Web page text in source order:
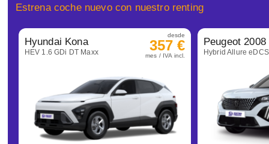
Estrena coche nuevo con nuestro renting
Hyundai Kona
HEV 1.6 GDi DT Maxx
desde
357 €
mes / IVA incl.
Peugeot 2008
Hybrid Allure